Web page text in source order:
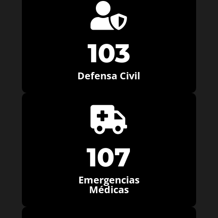

103
Defensa Civil

107
Emergencias
Médicas